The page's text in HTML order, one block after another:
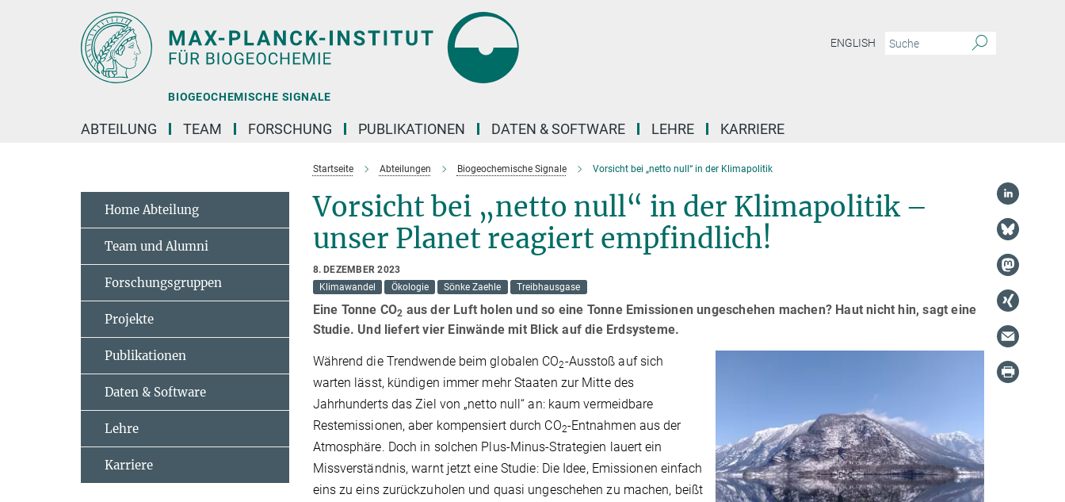
BIOGEOCHEMISCHE SIGNALE
ENGLISH
ABTEILUNG TEAM FORSCHUNG PUBLIKATIONEN DATEN & SOFTWARE LEHRE KARRIERE
Startseite Abteilungen Biogeochemische Signale Vorsicht bei „netto null“ in der Klimapolitik
Vorsicht bei „netto null“ in der Klimapolitik –
unser Planet reagiert empfindlich!
8. DEZEMBER 2023
Klimawandel
Ökologie Sönke Zaehle Treibhausgase
Eine Tonne CO2 aus der Luft holen und so eine Tonne Emissionen ungeschehen machen? Haut nicht hin, sagt eine
Studie. Und liefert vier Einwände mit Blick auf die Erdsysteme.
Während die Trendwende beim globalen CO2-Ausstoß auf sich
warten lässt, kündigen immer mehr Staaten zur Mitte des
Jahrhunderts das Ziel von „netto null“ an: kaum vermeidbare
Restemissionen, aber kompensiert durch CO2-Entnahmen aus der
Atmosphäre. Doch in solchen Plus-Minus-Strategien lauert ein
Missverständnis, warnt jetzt eine Studie: Die Idee, Emissionen einfach
eins zu eins zurückzuholen und quasi ungeschehen zu machen, beißt
Home Abteilung
Team und Alumni
Forschungsgruppen
Projekte
Publikationen
Daten & Software
Lehre
Karriere